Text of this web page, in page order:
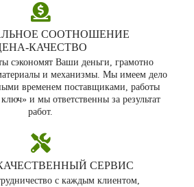
СООТНОШЕНИЕ
сэкономят Ваши деньги, грамотно
и механизмы. Мы имеем дело
временем поставщиками, работы
и мы ответственны за результат
работ.
СЕРВИС
с каждым клиентом,